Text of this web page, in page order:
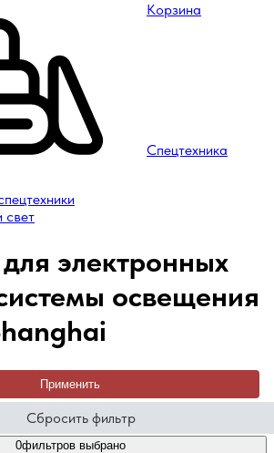
Корзина
Спецтехника
свет
электронных
освещения
Применить
Сбросить фильтр
0фильтров выбрано